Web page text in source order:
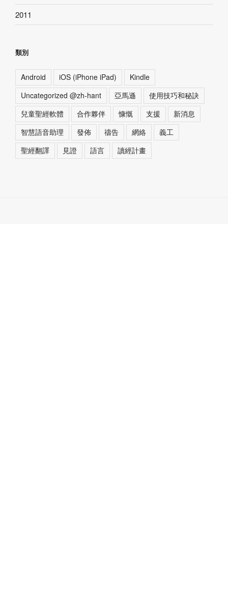
2011
類別
Android iOS (iPhone iPad)
Kindle
Uncategorized @zh-hant
亞馬遜
使用技巧和秘訣
兒童聖經軟體
合作夥伴 慷慨 支援
新消息
智慧語音助理
發佈 禱告 網絡
義工
聖經翻譯
見證 語言 讀經計畫